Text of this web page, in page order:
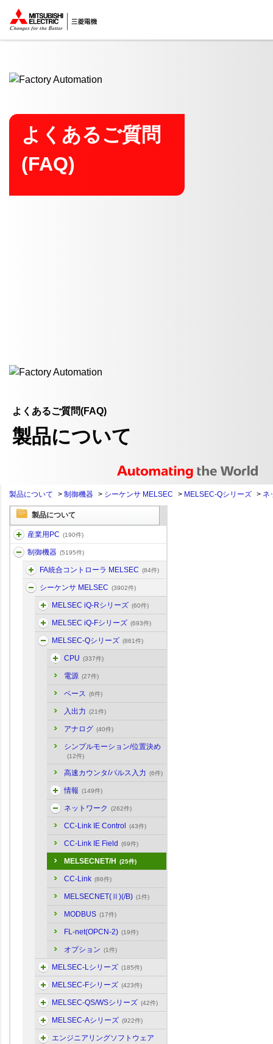
ここから本文
よくあるご質問
(FAQ)
よくあるご質問(FAQ)
製品について
製品について > 制御機器 > シーケンサ MELSEC > MELSEC-Qシリーズ > ネ
製品について
産業用PC (190件)
制御機器 (5195件)
FA統合コントローラ MELSEC (84件)
シーケンサ MELSEC (3902件)
MELSEC iQ-Rシリーズ (60件)
MELSEC iQ-Fシリーズ (693件)
MELSEC-Qシリーズ (861件)
CPU (337件)
電源 (27件)
ベース (6件)
入出力 (21件)
アナログ (40件)
シンプルモーション/位置決め
(12件)
高速カウンタ/パルス入力 (6件)
情報 (149件)
ネットワーク (262件)
CC-Link IE Control (43件)
CC-Link IE Field (69件)
MELSECNET/H (25件)
CC-Link (86件)
MELSECNET(Ⅱ)(/B) (1件)
MODBUS (17件)
FL-net(OPCN-2) (19件)
オプション (1件)
MELSEC-Lシリーズ (185件)
MELSEC-Fシリーズ (423件)
MELSEC-QS/WSシリーズ (42件)
MELSEC-Aシリーズ (922件)
エンジニアリングソフトウェア